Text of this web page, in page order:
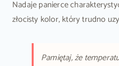
Nadaje panierce
złocisty kolor, który trudno
Pamiętaj, że